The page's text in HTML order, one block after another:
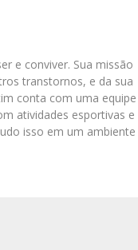
e conviver. Sua missão
transtornos, e da sua
conta com uma equipe
atividades esportivas e
isso em um ambiente